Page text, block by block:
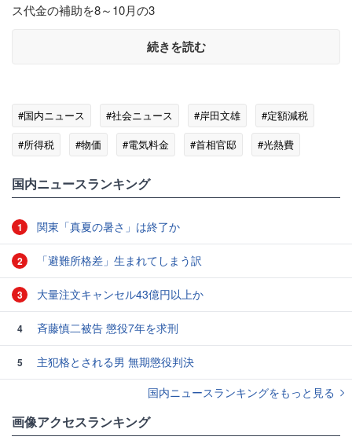
ス代金の補助を8～10月の3
続きを読む
#国内ニュース #社会ニュース #岸田文雄
#定額減税
#所得税
#物価 #電気料金 #首相官邸
#光熱費
国内ニュースランキング
1 関東「真夏の暑さ」は終了か
2 「避難所格差」生まれてしまう訳
3 大量注文キャンセル43億円以上か
4 斉藤慎二被告 懲役7年を求刑
5
主犯格とされる男 無期懲役判決
国内ニュースランキングをもっと見る
画像アクセスランキング